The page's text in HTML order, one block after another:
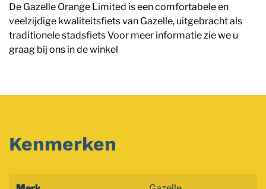
De Gazelle Orange Limited is een comfortabele en
veelzijdige kwaliteitsfiets van Gazelle, uitgebracht als
traditionele stadsfiets Voor meer informatie zie we u
graag bij ons in de winkel
Kenmerken